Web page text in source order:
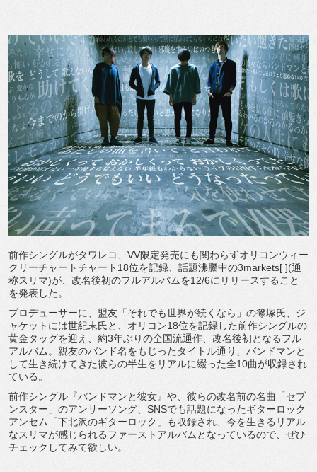
前作シングルがタワレコ、VV限定発売にも関わらずオリコンウィー
クリーチャートチャート18位を記録、話題沸騰中の3markets[ ](通
称スリマ)が、改名後初のフルアルバムを12/6にリリースすること
を発表した。
プロデューサーに、盟友「それでも世界が続くなら」の篠塚氏、ジ
ャケットには世紀末氏と、オリコン18位を記録した前作シングルの
黄金タッグを迎え、約3年ぶりの全国流通作、改名後初となるフル
アルバム。親友のバンド名をもじったタイトル通り、バンドマンと
して生き続けてきた彼らの半生をリアルに綴った全10曲が収録され
ている。
前作シングル『バンドマンと彼女』や、彼らの改名前の名曲「セブ
ンスター」のアンサーソング、SNSでも話題になったギターロック
アンセム「下北沢のギターロック」も収録され、今を生きるリアル
なスリマが感じられるファーストアルバムとなっているので、ぜひ
チェックしてみて欲しい。